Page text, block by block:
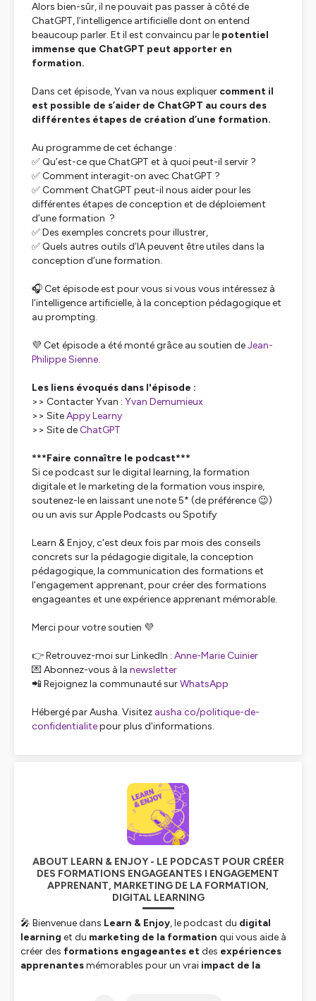
Alors bien-sûr, il ne pouvait pas passer à côté de
ChatGPT, l’intelligence artificielle dont on entend
beaucoup parler. Et il est convaincu par le potentiel
immense que ChatGPT peut apporter en
formation.
Dans cet épisode, Yvan va nous expliquer comment il
est possible de s’aider de ChatGPT au cours des
différentes étapes de création d’une formation.
Au programme de cet échange :
✅ Qu’est-ce que ChatGPT et à quoi peut-il servir ?
✅ Comment interagit-on avec ChatGPT ?
✅ Comment ChatGPT peut-il nous aider pour les
différentes étapes de conception et de déploiement
d’une formation ?
✅ Des exemples concrets pour illustrer,
✅ Quels autres outils d’IA peuvent être utiles dans la
conception d’une formation.
🎧 Cet épisode est pour vous si vous vous intéressez à
l’intelligence artificielle, à la conception pédagogique et
au prompting.
💜 Cet épisode a été monté grâce au soutien deJean-
Philippe Sienne.
Les liens évoqués dans l'épisode :
>> Contacter Yvan : Yvan Demumieux
>> SiteAppy Learny
>> Site de ChatGPT
***Faire connaître le podcast***
Si ce podcast sur le digital learning, la formation
digitale et le marketing de la formation vous inspire,
soutenez-le en laissant une note 5* (de préférence 😉)
ou un avis sur Apple Podcasts ou Spotify
Learn & Enjoy, c'est deux fois par mois des conseils
concrets sur la pédagogie digitale, la conception
pédagogique, la communication des formations et
l’engagement apprenant, pour créer des formations
engageantes et une expérience apprenant mémorable.
Merci pour votre soutien 💜
👉 Retrouvez-moi sur LinkedIn : Anne-Marie Cuinier
💌 Abonnez-vous à la newsletter
📲 Rejoignez la communauté surWhatsApp
Hébergé par Ausha. Visitez ausha.co/politique-de-
confidentialitepour plus d'informations.
ABOUT LEARN & ENJOY - LE PODCAST POUR CRÉER
DES FORMATIONS ENGAGEANTES I ENGAGEMENT
APPRENANT, MARKETING DE LA FORMATION,
DIGITAL LEARNING
🎤 Bienvenue dans Learn & Enjoy, le podcast du digital
learning et du marketing de la formation qui vous aide à
créer des formations engageantes etdes expériences
apprenantesmémorables pour un vrai impact de la